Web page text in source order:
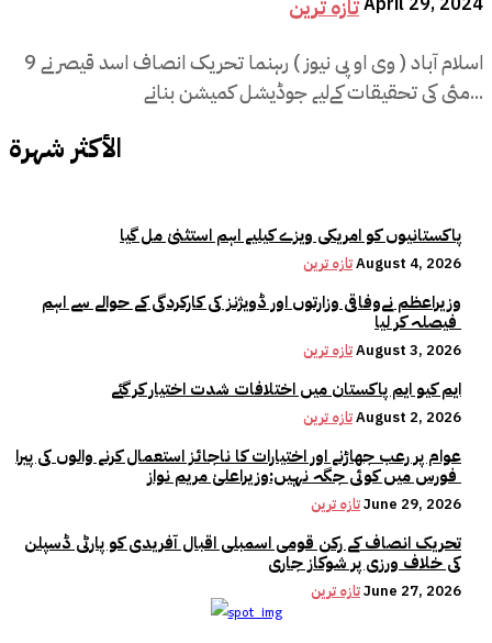
تازہ ترین
اسلام آباد ( وی او پی نیوز ) رہنما تحریک انصاف اسد قیصر نے 9
مئی کی تحقیقات کےلیے جوڈیشل کمیشن بنانے...
الأكثر شهرة
پاکستانیوں کو امریکی ویزے کیلیے اہم استثنیٰ مل گیا
تازہ ترینAugust 4, 2026
وزیراعظم نےوفاقی وزارتوں اور ڈویژنز کی کارکردگی کے حوالے سے اہم
تازہ ترینAugust 3, 2026
ایم کیو ایم پاکستان میں اختلافات شدت اختیار کر گئے
تازہ ترینAugust 2, 2026
عوام پر رعب جھاڑنے اور اختیارات کا ناجائز استعمال کرنے والوں کی پیرا
تازہ ترینJune 29, 2026
تحریک انصاف کے رکن قومی اسمبلی اقبال آفریدی کو پارٹی ڈسپلن
کی خلاف ورزی پر شوکاز جاری
تازہ ترینJune 27, 2026